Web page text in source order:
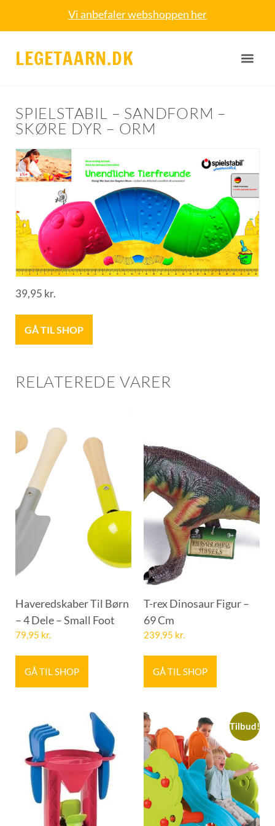
Vi anbefaler webshoppen her
LEGETAARN.DK
SPIELSTABIL – SANDFORM –
SKØRE DYR – ORM
39,95 kr.
GÅ TIL SHOP
RELATEREDE VARER
Haveredskaber Til Børn
– 4 Dele – Small Foot
79,95 kr.
GÅ TIL SHOP
T-rex Dinosaur Figur –
69 Cm
239,95 kr.
GÅ TIL SHOP
Tilbud!